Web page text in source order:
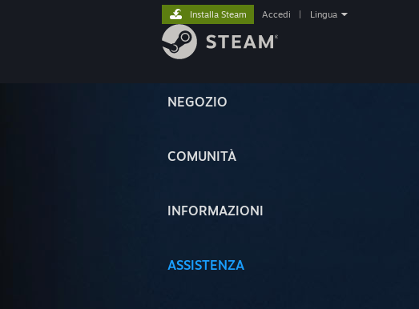
NEGOZIO
COMUNITÀ
INFORMAZIONI
ASSISTENZA
Installa Steam Accedi Lingua